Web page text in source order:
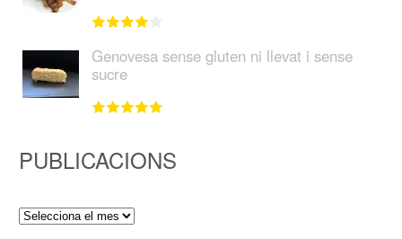
Genovesa sense gluten ni llevat i sense
sucre
PUBLICACIONS
Publicacions